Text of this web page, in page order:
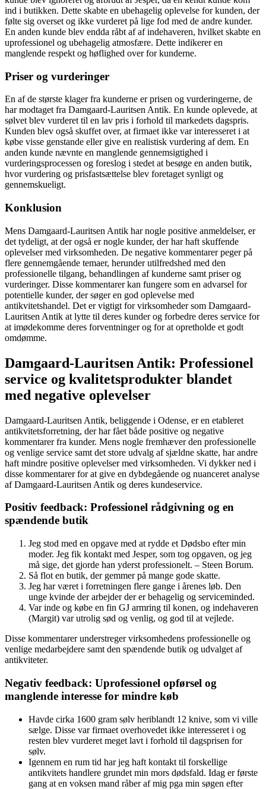
ind i butikken. Dette skabte en ubehagelig oplevelse for kunden, der
følte sig overset og ikke vurderet på lige fod med de andre kunder.
En anden kunde blev endda råbt af af indehaveren, hvilket skabte en
uprofessionel og ubehagelig atmosfære. Dette indikerer en
manglende respekt og høflighed over for kunderne.
Priser og vurderinger
En af de største klager fra kunderne er prisen og vurderingerne, de
har modtaget fra Damgaard-Lauritsen Antik. En kunde oplevede, at
sølvet blev vurderet til en lav pris i forhold til markedets dagspris.
Kunden blev også skuffet over, at firmaet ikke var interesseret i at
købe visse genstande eller give en realistisk vurdering af dem. En
anden kunde nævnte en manglende gennemsigtighed i
vurderingsprocessen og foreslog i stedet at besøge en anden butik,
hvor vurdering og prisfastsættelse blev foretaget synligt og
gennemskueligt.
Konklusion
Mens Damgaard-Lauritsen Antik har nogle positive anmeldelser, er
det tydeligt, at der også er nogle kunder, der har haft skuffende
oplevelser med virksomheden. De negative kommentarer peger på
flere gennemgående temaer, herunder utilfredshed med den
professionelle tilgang, behandlingen af kunderne samt priser og
vurderinger. Disse kommentarer kan fungere som en advarsel for
potentielle kunder, der søger en god oplevelse med
antikvitetshandel. Det er vigtigt for virksomheder som Damgaard-
Lauritsen Antik at lytte til deres kunder og forbedre deres service for
at imødekomme deres forventninger og for at opretholde et godt
omdømme.
Damgaard-Lauritsen Antik: Professionel
service og kvalitetsprodukter blandet
med negative oplevelser
Damgaard-Lauritsen Antik, beliggende i Odense, er en etableret
antikvitetsforretning, der har fået både positive og negative
kommentarer fra kunder. Mens nogle fremhæver den professionelle
og venlige service samt det store udvalg af sjældne skatte, har andre
haft mindre positive oplevelser med virksomheden. Vi dykker ned i
disse kommentarer for at give en dybdegående og nuanceret analyse
af Damgaard-Lauritsen Antik og deres kundeservice.
Positiv feedback: Professionel rådgivning og en
spændende butik
Jeg stod med en opgave med at rydde et Dødsbo efter min
moder. Jeg fik kontakt med Jesper, som tog opgaven, og jeg
må sige, det gjorde han yderst professionelt. – Steen Borum.
Så flot en butik, der gemmer på mange gode skatte.
Jeg har været i forretningen flere gange i årenes løb. Den
unge kvinde der arbejder der er behagelig og serviceminded.
Var inde og købe en fin GJ armring til konen, og indehaveren
(Margit) var utrolig sød og venlig, og god til at vejlede.
Disse kommentarer understreger virksomhedens professionelle og
venlige medarbejdere samt den spændende butik og udvalget af
antikviteter.
Negativ feedback: Uprofessionel opførsel og
manglende interesse for mindre køb
Havde cirka 1600 gram sølv heriblandt 12 knive, som vi ville
sælge. Disse var firmaet overhovedet ikke interesseret i og
resten blev vurderet meget lavt i forhold til dagsprisen for
sølv.
Igennem en rum tid har jeg haft kontakt til forskellige
antikvitets handlere grundet min mors dødsfald. Idag er første
gang at en voksen mand råber af mig pga min søgen efter